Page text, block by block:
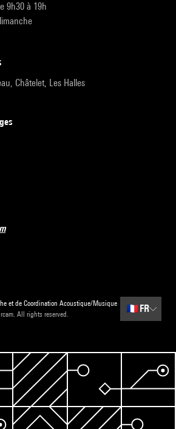
9h30 à 19h
Châtelet, Les Halles
et de Coordination Acoustique/Musique
All rights reserved.
🇫🇷 FR